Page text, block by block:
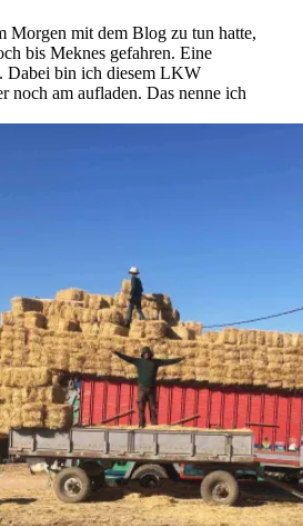
Morgen mit dem Blog zu tun hatte,
bis Meknes gefahren. Eine
Dabei bin ich diesem LKW
noch am aufladen. Das nenne ich